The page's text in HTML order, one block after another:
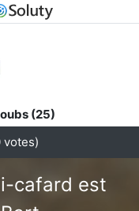
(25)
votes)
cafard est